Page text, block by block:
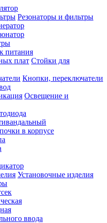
Резонаторы и фильтры
питания
Стойки для
Кнопки, переключатели
Освещение и
в корпусе
Установочные изделия
ввода